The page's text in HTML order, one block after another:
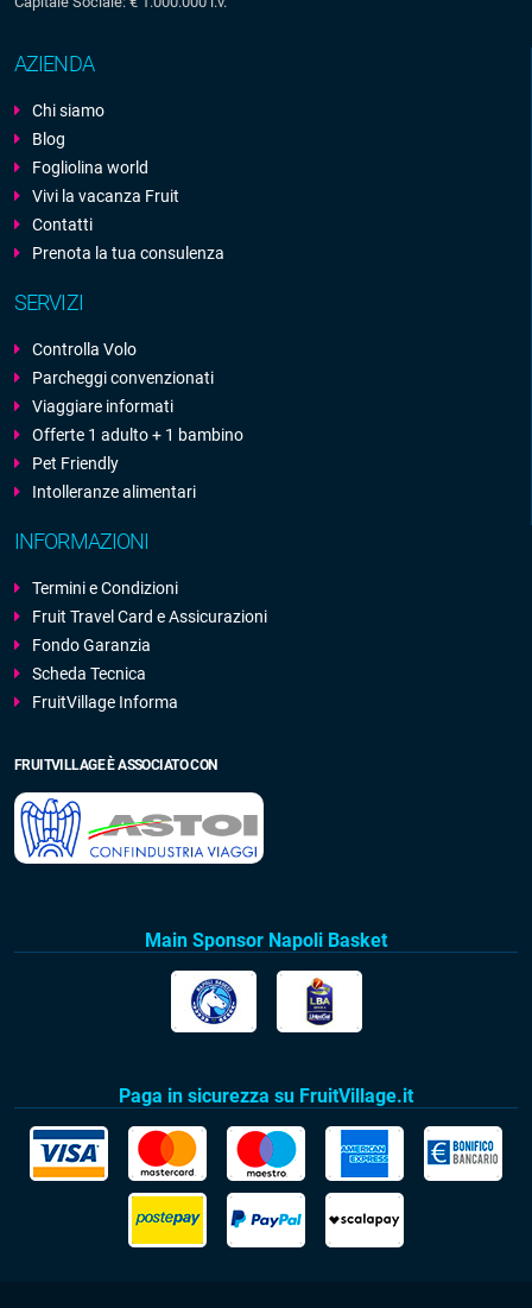
AZIENDA
Chi siamo
Blog
Fogliolina world
Vivi la vacanza Fruit
Contatti
Prenota la tua consulenza
SERVIZI
Controlla Volo
Parcheggi convenzionati
Viaggiare informati
Offerte 1 adulto + 1 bambino
Pet Friendly
Intolleranze alimentari
INFORMAZIONI
Termini e Condizioni
Fruit Travel Card e Assicurazioni
Fondo Garanzia
Scheda Tecnica
FruitVillage Informa
FRUITVILLAGE È ASSOCIATO CON
Main Sponsor Napoli Basket
Paga in sicurezza su FruitVillage.it